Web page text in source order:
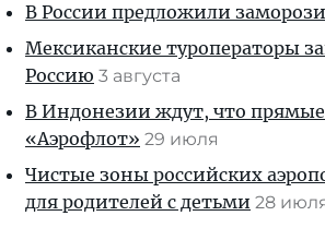
В России предложили
Мексиканские туроператоры
Россию 3 августа
В Индонезии ждут, что прямые
«Аэрофлот» 29 июля
Чистые зоны российских
для родителей с детьми 28